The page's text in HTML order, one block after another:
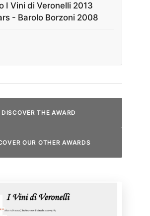
I Vini di Veronelli 2013
- Barolo Borzoni 2008
DISCOVER THE AWARD
OUR OTHER AWARDS